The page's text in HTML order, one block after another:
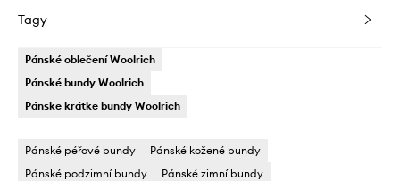
Tagy
Pánské oblečení Woolrich
Pánské bundy Woolrich
Pánske krátke bundy Woolrich
Pánské péřové bundy
Pánské kožené bundy
Pánské podzimní bundy
Pánské zimní bundy